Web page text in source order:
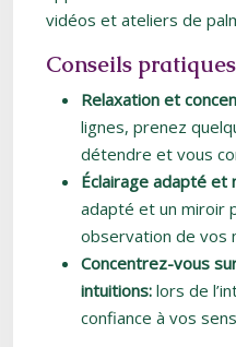
vidéos et ateliers de
Conseils pratiques
Relaxation et
lignes, prenez
détendre et vous
Éclairage adapté et
adapté et un miroir
observation de vos
Concentrez-vous
intuitions: lors de
confiance à vos